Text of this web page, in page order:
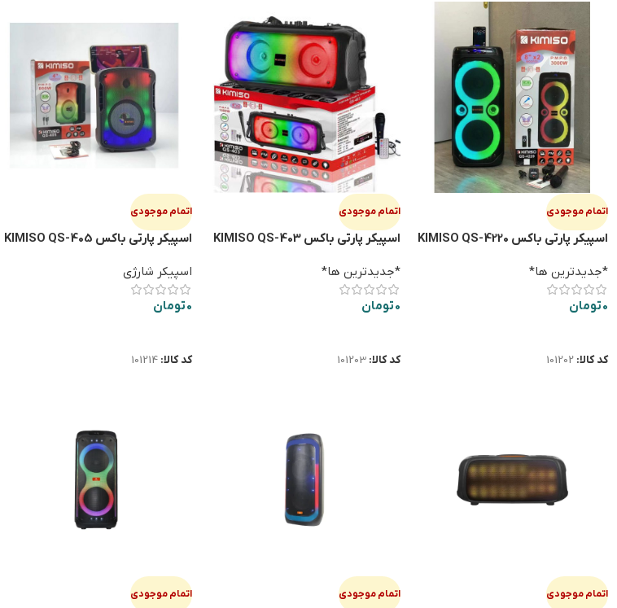
اتمام موجودی
اسپيكر پارتي باكس KIMISO QS-4220
*جدیدترین ها*
0تومان
کد کالا: 101202
اتمام موجودی
اسپيكر پارتي باكس KIMISO QS-403
*جدیدترین ها*
0تومان
کد کالا:101203
اتمام موجودی
اسپيكر پارتي باكس KIMISO QS-405
اسپیکر شارژی
0تومان
کد کالا:101214
اتمام موجودی اتمام موجودی اتمام موجودی